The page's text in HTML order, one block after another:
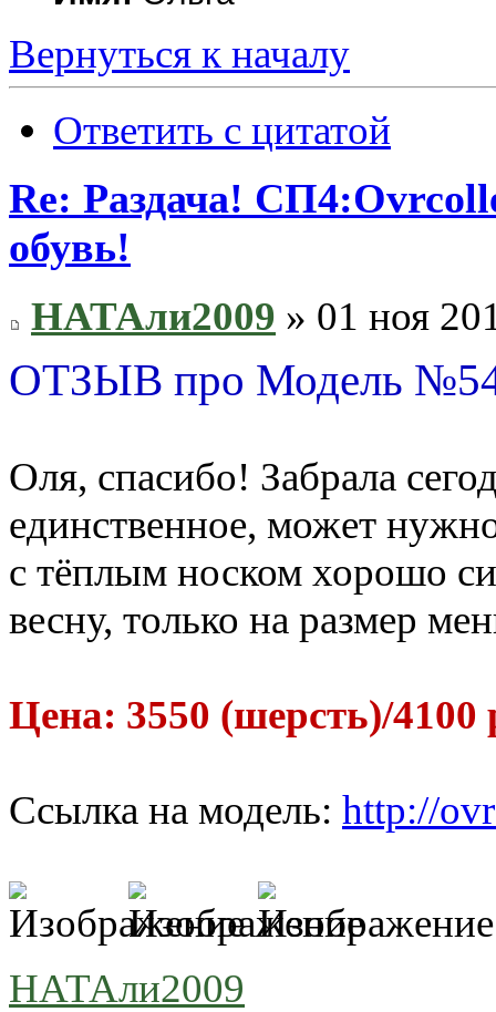
Вернуться к началу
Ответить с цитатой
Re: Раздача!
обувь!
НАТАли2009 » 01 ноя
ОТЗЫВ про Модель
Оля, спасибо! Забрала
единственное, может
с тёплым носком хорошо
весну, только на размер
Цена: 3550 (шерсть)/4100
Ссылка на модель: http://
НАТАли2009